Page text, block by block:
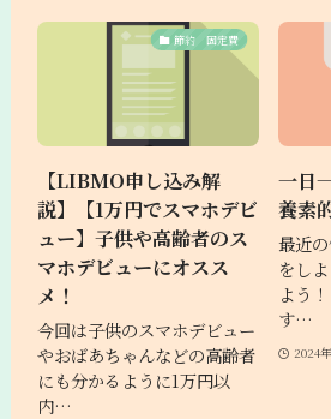
節約 固定費
【LIBMO申し込み解
説】【1万円でスマホデビ
ュー】子供や高齢者のス
マホデビューにオスス
メ！
今回は子供のスマホデビュー
やおばあちゃんなどの高齢者
にも分かるように1万円以
内…
一日
養素
最近
をし
よう
す…
2024